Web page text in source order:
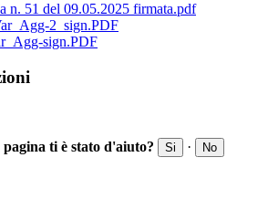
n. 51 del 09.05.2025 firmata.pdf
2_sign.PDF
sign.PDF
ti è stato d'aiuto?
Si · No